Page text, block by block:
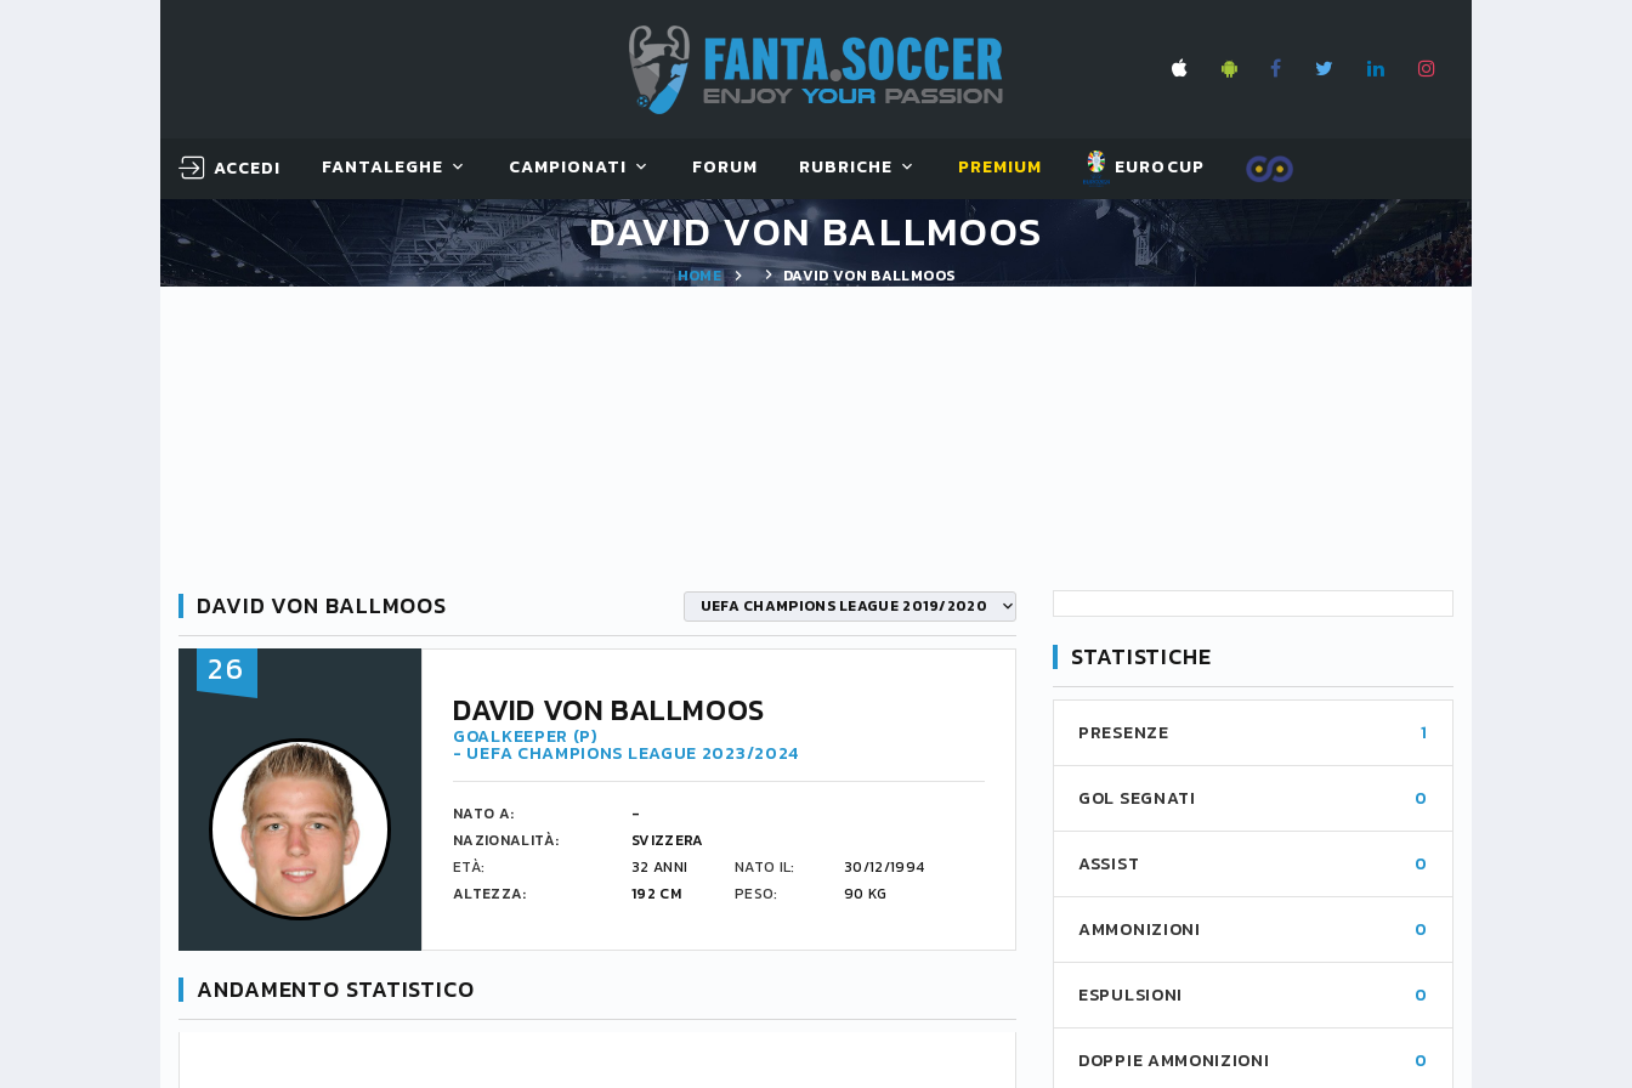
ACCEDI FANTALEGHE CAMPIONATI FORUM RUBRICHE PREMIUM EUROCUP
DAVID VON BALLMOOS
HOME DAVID VON BALLMOOS
DAVID VON BALLMOOS UEFA CHAMPIONS LEAGUE 2019/2020
26
DAVID VON BALLMOOS
GOALKEEPER (P)
- UEFA CHAMPIONS LEAGUE 2023/2024
NATO A:
-
NAZIONALITÀ:
SVIZZERA
ETÀ:
32 ANNI NATO IL:
30/12/1994
ALTEZZA:
192 CM PESO: 90 KG
ANDAMENTO STATISTICO
STATISTICHE
PRESENZE 1
GOL SEGNATI 0
ASSIST 0
AMMONIZIONI 0
ESPULSIONI 0
DOPPIE AMMONIZIONI 0